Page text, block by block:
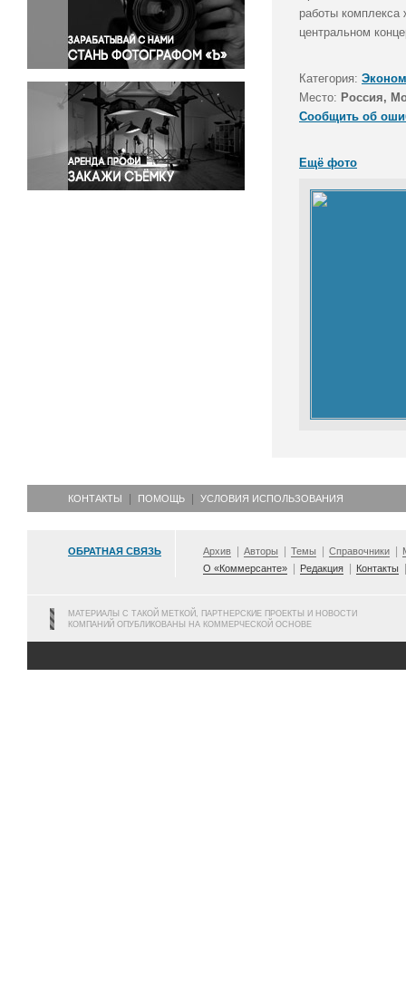
Правосудие
Происшествия и конфликты
Религия
Светская жизнь
Спорт
Экология
Экономика и бизнес
работы комплекса
центральном
Категория:
Место: Россия,
Сообщить об
Ещё фото
КОНТАКТЫ ПОМОЩЬ УСЛОВИЯ ИСПОЛЬЗОВАНИЯ
ОБРАТНАЯ СВЯЗЬ Архив Авторы Темы Справочники
О «Коммерсанте»
Редакция Контакты
МАТЕРИАЛЫ С ТАКОЙ МЕТКОЙ, ПАРТНЕРСКИЕ ПРОЕКТЫ И НОВОСТИ
КОМПАНИЙ ОПУБЛИКОВАНЫ НА КОММЕРЧЕСКОЙ ОСНОВЕ